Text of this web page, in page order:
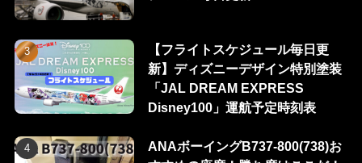
【フライトスケジュール毎日更
新】ディズニーデザイン特別塗装
「JAL DREAM EXPRESS
Disney100」運航予定時刻表
ANAボーイングB737-800(738)お